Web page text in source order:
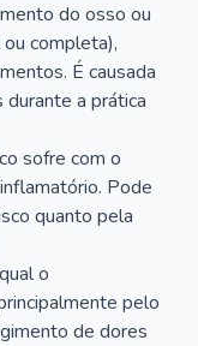
do osso ou
completa),
É causada
a prática
sofre com o
Pode
quanto pela
o
pelo
de dores